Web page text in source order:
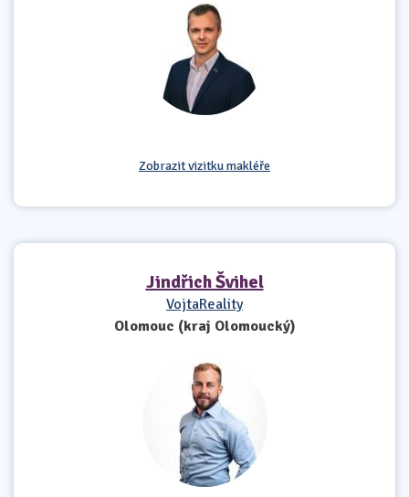
Zobrazit vizitku makléře
Jindřich Švihel
VojtaReality
Olomouc (kraj Olomoucký)